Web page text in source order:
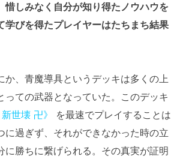
惜しみなく自分が知り得たノウハウを
学びを得たプレイヤーはたちまち結果
か、青魔導具というデッキは多くの上
っての武器となっていた。このデッキ
新世壊 卍》
を最速でプレイすることは
に過ぎず、それができなかった時の立
に勝ちに繋げられる。その真実が証明